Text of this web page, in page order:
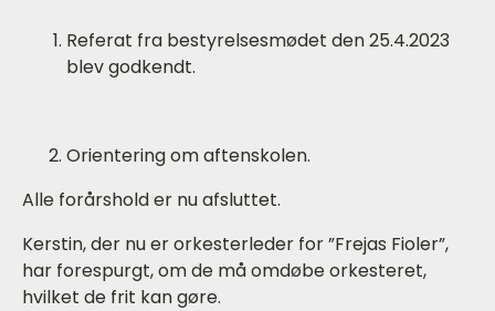
Referat fra bestyrelsesmødet den 25.4.2023
blev godkendt.
Orientering om aftenskolen.
Alle forårshold er nu afsluttet.
Kerstin, der nu er orkesterleder for ”Frejas Fioler”,
har forespurgt, om de må omdøbe orkesteret,
hvilket de frit kan gøre.